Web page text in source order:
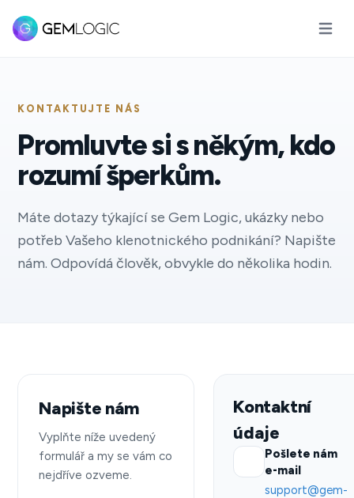
KONTAKTUJTE NÁS
Promluvte si s někým, kdo
rozumí šperkům.
Máte dotazy týkající se Gem Logic, ukázky nebo
potřeb Vašeho klenotnického podnikání? Napište
nám. Odpovídá člověk, obvykle do několika hodin.
Napište nám
Vyplňte níže uvedený
formulář a my se vám co
nejdříve ozveme.
Kontaktní
údaje
Pošlete nám
e-mail
support@gem-